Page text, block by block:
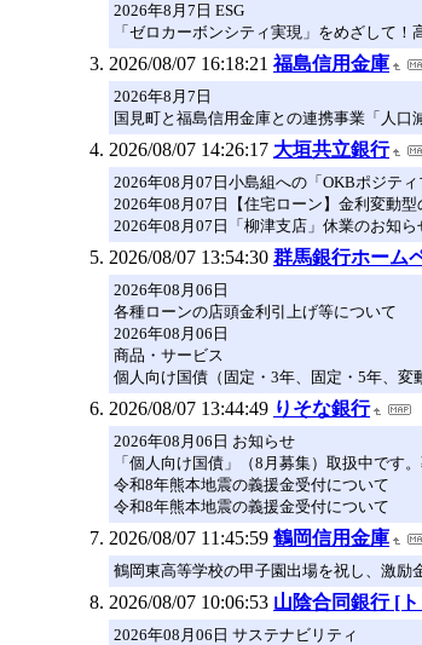
2026年8月7日 ESG
「ゼロカーボンシティ実現」をめざして
2026/08/07 16:18:21 福島信用金庫
2026年8月7日
国見町と福島信用金庫との連携事業「人口
2026/08/07 14:26:17 大垣共立銀行
2026年08月07日小島組への「OKBポジテ
2026年08月07日【住宅ローン】金利変動
2026年08月07日「柳津支店」休業のお知ら
2026/08/07 13:54:30 群馬銀行ホーム
2026年08月06日
各種ローンの店頭金利引上げ等について
2026年08月06日
商品・サービス
個人向け国債（固定・3年、固定・5年、変
2026/08/07 13:44:49 りそな銀行
2026年08月06日 お知らせ
「個人向け国債」（8月募集）取扱中です
令和8年熊本地震の義援金受付について
令和8年熊本地震の義援金受付について
2026/08/07 11:45:59 鶴岡信用金庫
鶴岡東高等学校の甲子園出場を祝し、激励
2026/08/07 10:06:53 山陰合同銀行 [
2026年08月06日 サステナビリティ